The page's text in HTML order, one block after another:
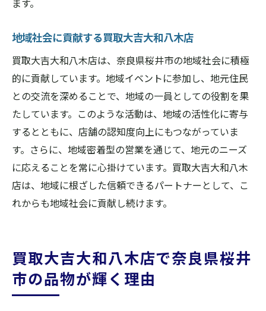
ます。
地域社会に貢献する買取大吉大和八木店
買取大吉大和八木店は、奈良県桜井市の地域社会に積極
的に貢献しています。地域イベントに参加し、地元住民
との交流を深めることで、地域の一員としての役割を果
たしています。このような活動は、地域の活性化に寄与
するとともに、店舗の認知度向上にもつながっていま
す。さらに、地域密着型の営業を通じて、地元のニーズ
に応えることを常に心掛けています。買取大吉大和八木
店は、地域に根ざした信頼できるパートナーとして、こ
れからも地域社会に貢献し続けます。
買取大吉大和八木店で奈良県桜井
市の品物が輝く理由